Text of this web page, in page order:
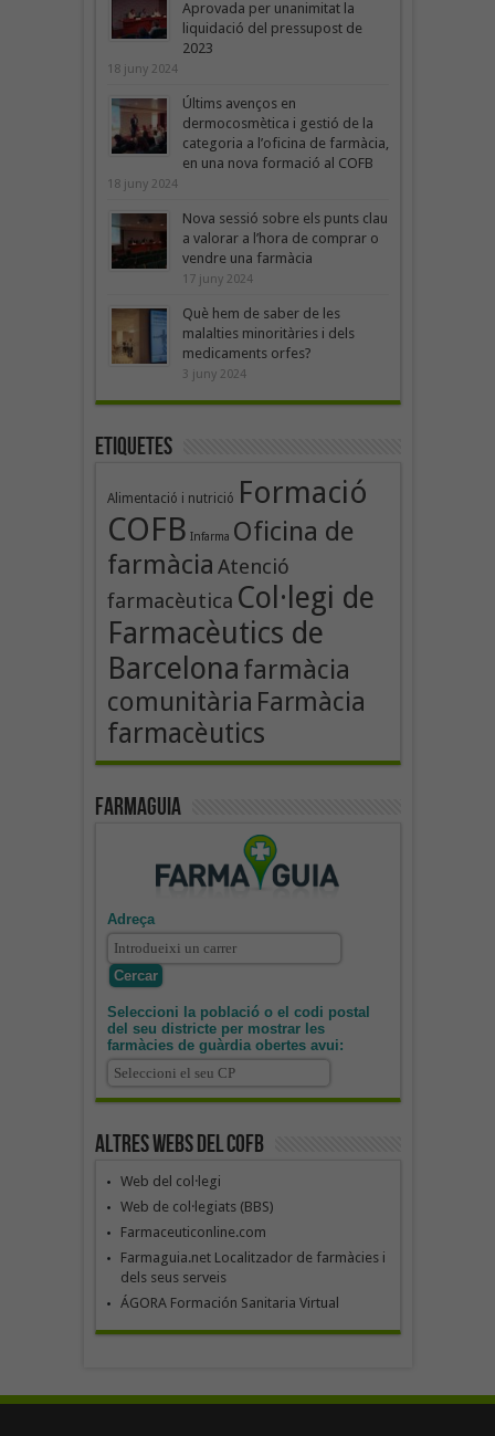
Aprovada per unanimitat la
liquidació del pressupost de
2023
18 juny 2024
Últims avenços en
dermocosmètica i gestió de la
categoria a l’oficina de farmàcia,
en una nova formació al COFB
18 juny 2024
Nova sessió sobre els punts clau
a valorar a l’hora de comprar o
vendre una farmàcia
17 juny 2024
Què hem de saber de les
malalties minoritàries i dels
medicaments orfes?
3 juny 2024
Etiquetes
Alimentació i nutrició Formació
COFB Infarma Oficina de
farmàcia Atenció
farmacèutica Col·legi de
Farmacèutics de
Barcelona farmàcia
comunitària Farmàcia
farmacèutics
Farmaguia
Adreça
Seleccioni la població o el codi postal
del seu districte per mostrar les
farmàcies de guàrdia obertes avui:
Altres webs del COFB
Web del col·legi
Web de col·legiats (BBS)
Farmaceuticonline.com
Farmaguia.net Localitzador de farmàcies i
dels seus serveis
ÁGORA Formación Sanitaria Virtual